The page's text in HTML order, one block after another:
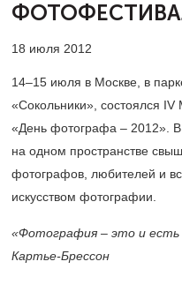
18 июля 2012
14–15 июля в Москве, в
«Сокольники», состоялся
«День фотографа – 2012».
на одном пространстве
фотографов, любителей и
искусством фотографии.
«Фотография – это и
Картье-Брессон